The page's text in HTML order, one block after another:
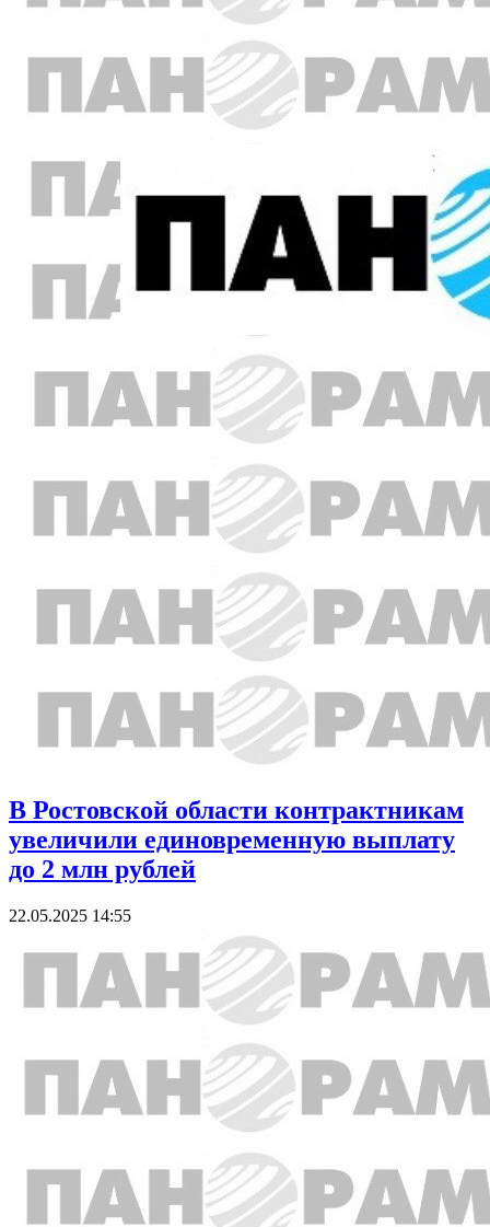
В Ростовской области контрактникам
увеличили единовременную выплату
до 2 млн рублей
22.05.2025 14:55